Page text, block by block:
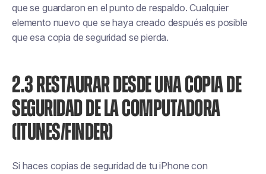
que se guardaron en el punto de respaldo. Cualquier
elemento nuevo que se haya creado después es posible
que esa copia de seguridad se pierda.
2.3 RESTAURAR DESDE UNA COPIA DE
SEGURIDAD DE LA COMPUTADORA
(ITUNES/FINDER)
Si haces copias de seguridad de tu iPhone con